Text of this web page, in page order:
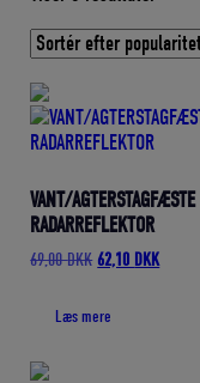
VANT/
RADARREFLEKTOR
69,00DKK Den
var:
62,10 DKKDen
Læs mere